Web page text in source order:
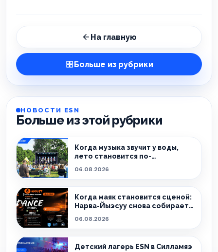
На главную
Больше из рубрики
НОВОСТИ ESN
Больше из этой рубрики
Когда музыка звучит у воды,
лето становится по-
06.08.2026
Когда маяк становится сценой:
Нарва-Йыэсуу снова собирает
06.08.2026
Детский лагерь ESN в Силламяэ